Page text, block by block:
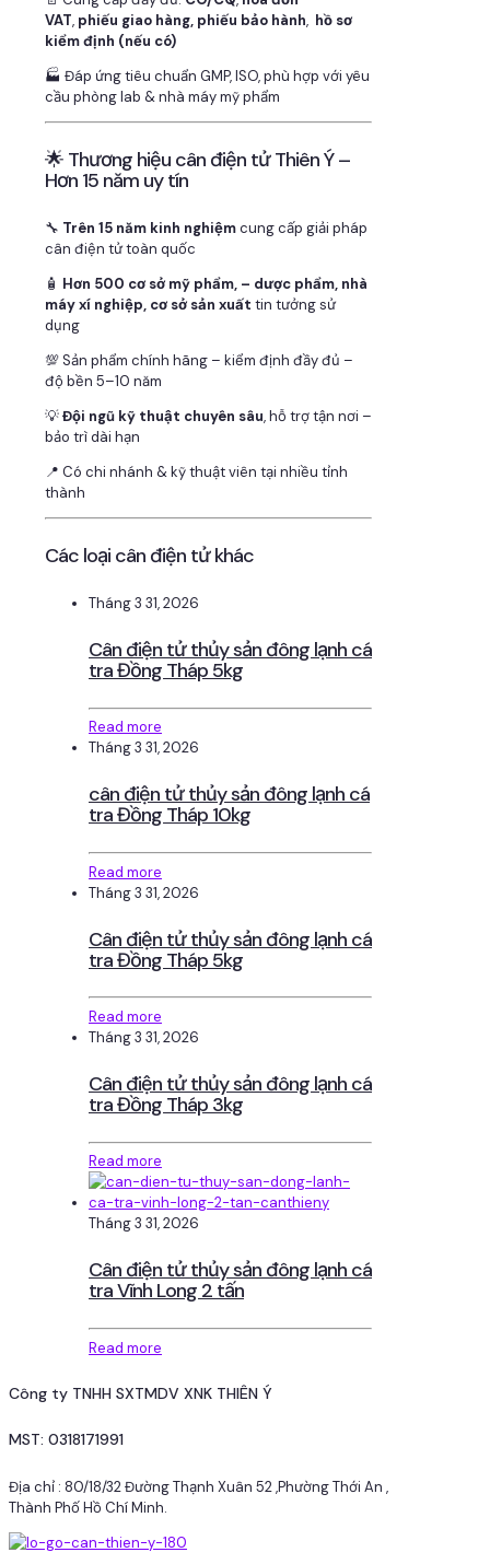
VAT, phiếu giao hàng, phiếu bảo hành, hồ sơ
kiểm định (nếu có)
🏭 Đáp ứng tiêu chuẩn GMP, ISO, phù hợp với yêu
cầu phòng lab & nhà máy mỹ phẩm
🌟 Thương hiệu cân điện tử Thiên Ý –
Hơn 15 năm uy tín
🔧 Trên 15 năm kinh nghiệmcung cấp giải pháp
cân điện tử toàn quốc
🧴 Hơn 500 cơ sở mỹ phẩm, – dược phẩm, nhà
máy xí nghiệp, cơ sở sản xuất tin tưởng sử
dụng
💯 Sản phẩm chính hãng – kiểm định đầy đủ –
độ bền 5–10 năm
💡Đội ngũ kỹ thuật chuyên sâu, hỗ trợ tận nơi –
bảo trì dài hạn
📍 Có chi nhánh & kỹ thuật viên tại nhiều tỉnh
thành
Các loại cân điện tử khác
Tháng 3 31, 2026
Cân điện tử thủy sản đông lạnh cá
tra Đồng Tháp 5kg
Read more
Tháng 3 31, 2026
cân điện tử thủy sản đông lạnh cá
tra Đồng Tháp 10kg
Read more
Tháng 3 31, 2026
Cân điện tử thủy sản đông lạnh cá
tra Đồng Tháp 5kg
Read more
Tháng 3 31, 2026
Cân điện tử thủy sản đông lạnh cá
tra Đồng Tháp 3kg
Read more
Tháng 3 31, 2026
Cân điện tử thủy sản đông lạnh cá
tra Vĩnh Long 2 tấn
Read more
Công ty TNHH SXTMDV XNK THIÊN Ý
MST: 0318171991
Địa chỉ : 80/18/32 Đường Thạnh Xuân 52 ,Phường Thới An ,
Thành Phố Hồ Chí Minh.